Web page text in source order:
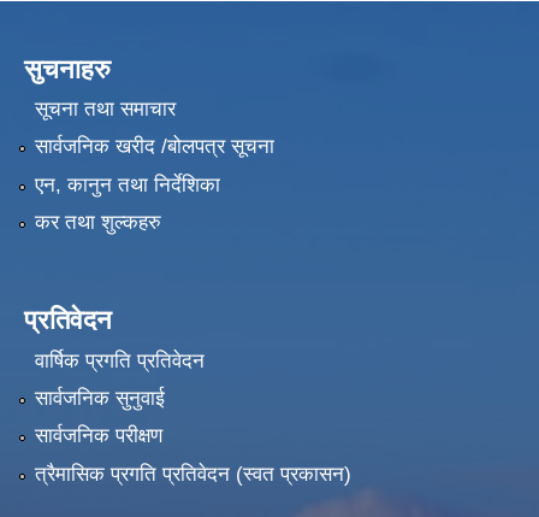
सुचनाहरु
सूचना तथा समाचार
सार्वजनिक खरीद /बोलपत्र सूचना
एन, कानुन तथा निर्देशिका
कर तथा शुल्कहरु
प्रतिवेदन
वार्षिक प्रगति प्रतिवेदन
सार्वजनिक सुनुवाई
सार्वजनिक परीक्षण
त्रैमासिक प्रगति प्रतिवेदन (स्वत प्रकासन)